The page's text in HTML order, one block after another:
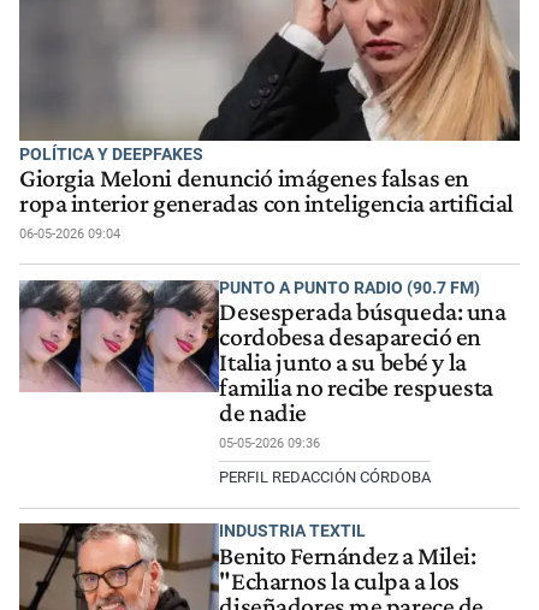
POLÍTICA Y DEEPFAKES
Giorgia Meloni denunció imágenes falsas en
ropa interior generadas con inteligencia artificial
06-05-2026 09:04
PUNTO A PUNTO RADIO (90.7 FM)
Desesperada búsqueda: una
cordobesa desapareció en
Italia junto a su bebé y la
familia no recibe respuesta
de nadie
05-05-2026 09:36
PERFIL REDACCIÓN CÓRDOBA
INDUSTRIA TEXTIL
Benito Fernández a Milei:
"Echarnos la culpa a los